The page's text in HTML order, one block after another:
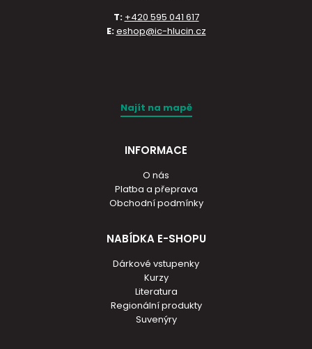
T: +420 595 041 617
E:eshop@ic-hlucin.cz
Najít na mapě
INFORMACE
O nás
Platba a přeprava
Obchodní podmínky
NABÍDKA E-SHOPU
Dárkové vstupenky
Kurzy
Literatura
Regionální produkty
Suvenýry